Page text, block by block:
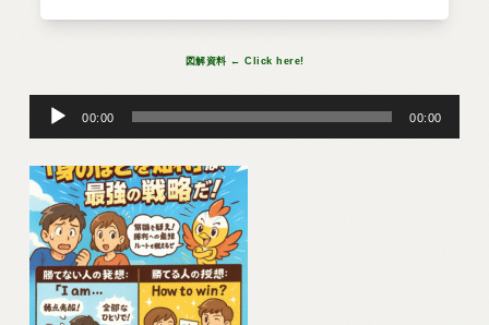
図解資料 ← Click here!
音
プ
ー
ヤ
ー
00:00 00:00